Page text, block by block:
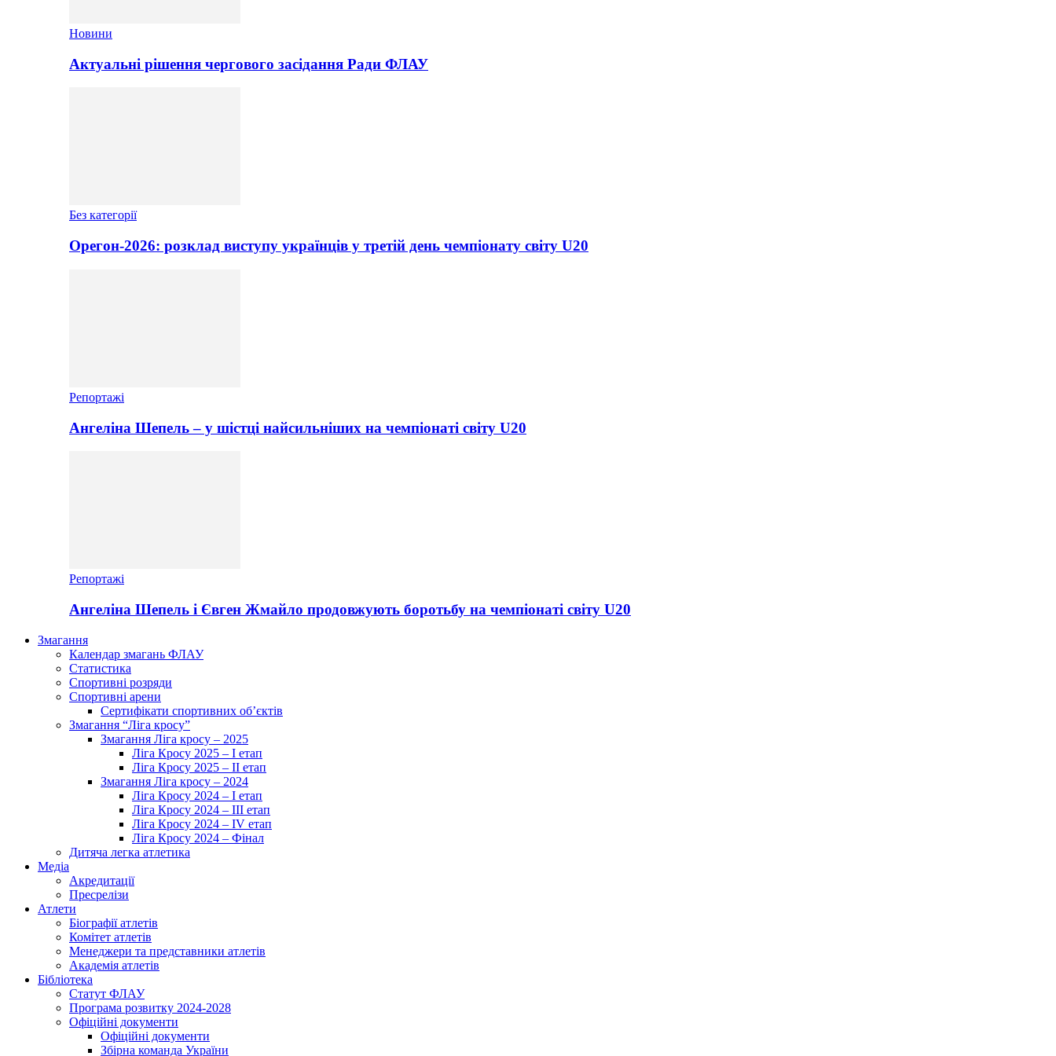
Новини
Актуальні рішення чергового засідання Ради ФЛАУ
Без категорії
Орегон-2026: розклад виступу українців у третій день чемпіонату світу U20
Репортажі
Ангеліна Шепель – у шістці найсильніших на чемпіонаті світу U20
Репортажі
Ангеліна Шепель і Євген Жмайло продовжують боротьбу на чемпіонаті світу U20
Змагання
Календар змагань ФЛАУ
Статистика
Спортивні розряди
Спортивні арени
Сертифікати спортивних об’єктів
Змагання “Ліга кросу”
Змагання Ліга кросу – 2025
Ліга Кросу 2025 – I етап
Ліга Кросу 2025 – II етап
Змагання Ліга кросу – 2024
Ліга Кросу 2024 – I етап
Ліга Кросу 2024 – III етап
Ліга Кросу 2024 – IV етап
Ліга Кросу 2024 – Фінал
Дитяча легка атлетика
Медіа
Акредитації
Пресрелізи
Атлети
Біографії атлетів
Комітет атлетів
Менеджери та представники атлетів
Академія атлетів
Бібліотека
Статут ФЛАУ
Програма розвитку 2024-2028
Офіційні документи
Офіційні документи
Збірна команда України